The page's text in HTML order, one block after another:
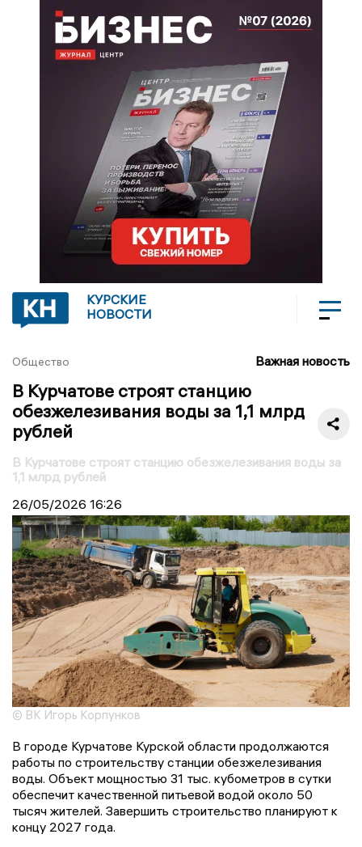
КУРСКИЕ
НОВОСТИ
Общество Важная новость
В Курчатове строят станцию
обезжелезивания воды за 1,1 млрд
рублей
В Курчатове строят станцию обезжелезивания воды за
1,1 млрд рублей
26/05/2026 16:26
© ВК Игорь Корпунков
В городе Курчатове Курской области продолжаются
работы по строительству станции обезжелезивания
воды. Объект мощностью 31 тыс. кубометров в сутки
обеспечит качественной питьевой водой около 50
тысяч жителей. Завершить строительство планируют к
концу 2027 года.